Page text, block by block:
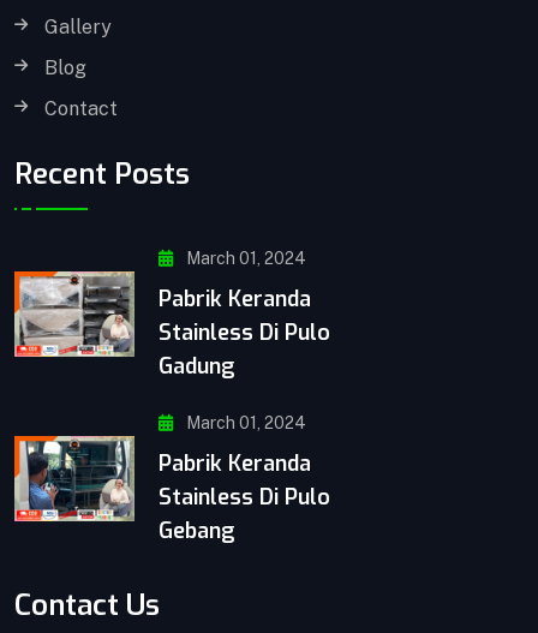
Gallery
Blog
Contact
Recent Posts
March 01, 2024
Pabrik Keranda
Stainless Di Pulo
Gadung
March 01, 2024
Pabrik Keranda
Stainless Di Pulo
Gebang
Contact Us